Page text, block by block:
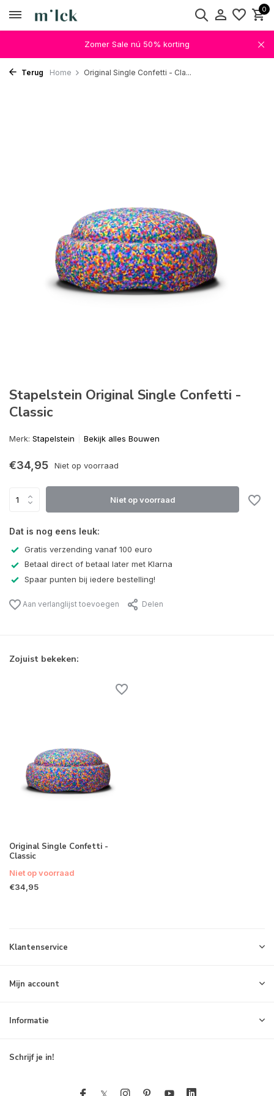
0
Zomer Sale nú 50% korting
Terug Home Original Single Confetti - Cla...
Stapelstein Original Single Confetti -
Classic
Merk: Stapelstein Bekijk alles Bouwen
€34,95 Niet op voorraad
Niet op voorraad
Dat is nog eens leuk:
Gratis verzending vanaf 100 euro
Betaal direct of betaal later met Klarna
Spaar punten bij iedere bestelling!
Aan verlanglijst toevoegen Delen
Zojuist bekeken:
Original Single Confetti -
Classic
Niet op voorraad
€34,95
Klantenservice
Mijn account
Informatie
Schrijf je in!